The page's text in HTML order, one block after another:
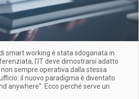
smart working è stata sdoganata in
l’IT deve dimostrarsi adatto
sempre operativa dalla stessa
il nuovo paradigma è diventato
anywhere”. Ecco perché serve un